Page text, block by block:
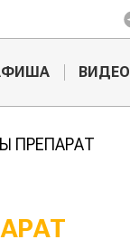
ВИДЕО
ПРЕПАРАТ